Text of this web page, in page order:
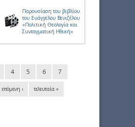
Παρουσίαση του βιβλίου
του Ευάγγελου Βενιζέλου
«Πολιτική Θεολογία και
Συνταγματική Ηθική»
4 5 6 7
επόμενη › τελευταία »